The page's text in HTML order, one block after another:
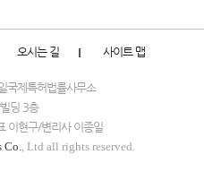
오시는 길 사이트 맵
국제특허법률사무소
딩 3층
이현구/변리사 이종일
Co., Ltd all rights reserved.